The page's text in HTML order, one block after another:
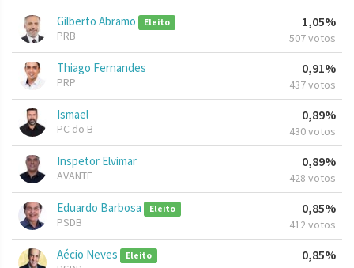
Gilberto Abramo Eleito
PRB
1,05%
507 votos
Thiago Fernandes
PRP
0,91%
437 votos
Ismael
PC do B
0,89%
430 votos
Inspetor Elvimar
AVANTE
0,89%
428 votos
Eduardo Barbosa Eleito
PSDB
0,85%
412 votos
Aécio Neves Eleito 0,85%